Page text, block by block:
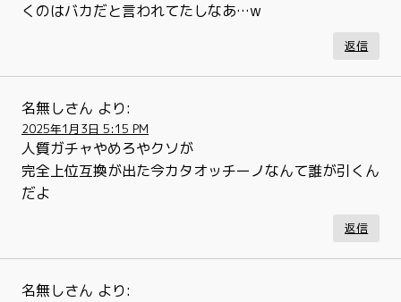
くのはバカだと言われてたしなあ…w
返信
名無しさん より:
2025年1月3日 5:15 PM
人質ガチャやめろやクソが
完全上位互換が出た今カタオッチーノなんて誰が引くん
だよ
返信
名無しさん より: